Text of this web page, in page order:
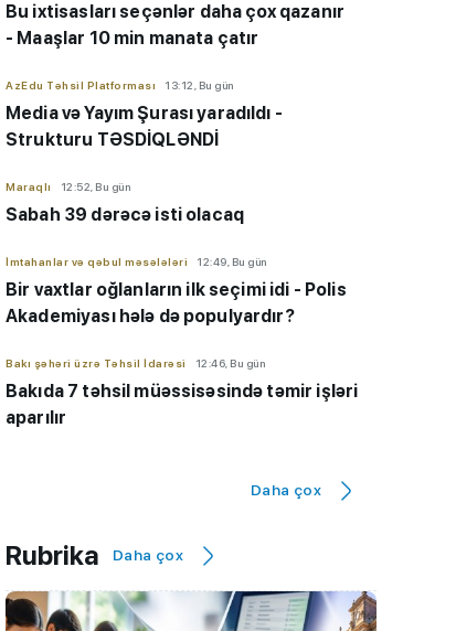
Bu ixtisasları seçənlər daha çox qazanır
- Maaşlar 10 min manata çatır
AzEdu Təhsil Platforması 13:12, Bu gün
Media və Yayım Şurası yaradıldı -
Strukturu TƏSDİQLƏNDİ
Maraqlı 12:52, Bu gün
Sabah 39 dərəcə isti olacaq
İmtahanlar və qəbul məsələləri 12:49, Bu gün
Bir vaxtlar oğlanların ilk seçimi idi - Polis
Akademiyası hələ də populyardır?
Bakı şəhəri üzrə Təhsil İdarəsi 12:46, Bu gün
Bakıda 7 təhsil müəssisəsində təmir işləri
aparılır
NASA: Pluton düşündüyümüzdən daha
AzEdu Təhsil Platforması 11:50, Bu gün
BMU məzunu ABŞ-nin nüfuzlu
universitetində təhsilini davam
Daha çox
Rubrika Daha çox